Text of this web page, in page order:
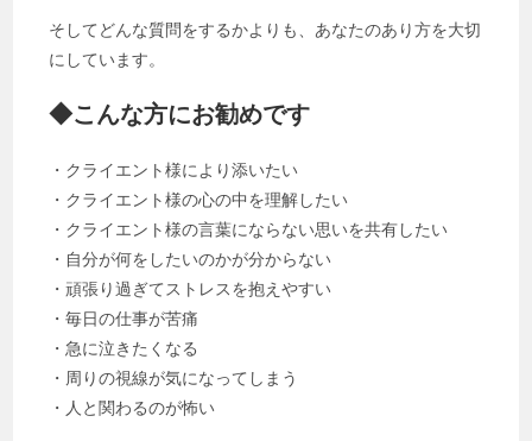
そしてどんな質問をするかよりも、あなたのあり方を大切
にしています。
◆こんな方にお勧めです
・クライエント様により添いたい
・クライエント様の心の中を理解したい
・クライエント様の言葉にならない思いを共有したい
・自分が何をしたいのかが分からない
・頑張り過ぎてストレスを抱えやすい
・毎日の仕事が苦痛
・急に泣きたくなる
・周りの視線が気になってしまう
・人と関わるのが怖い